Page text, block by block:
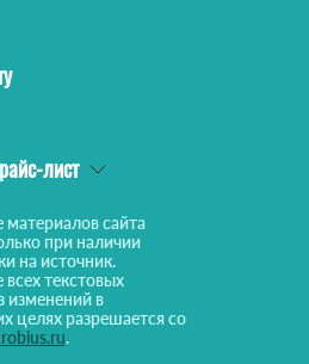
лист
материалов сайта
при наличии
на источник.
текстовых
изменений в
целях разрешается со
.